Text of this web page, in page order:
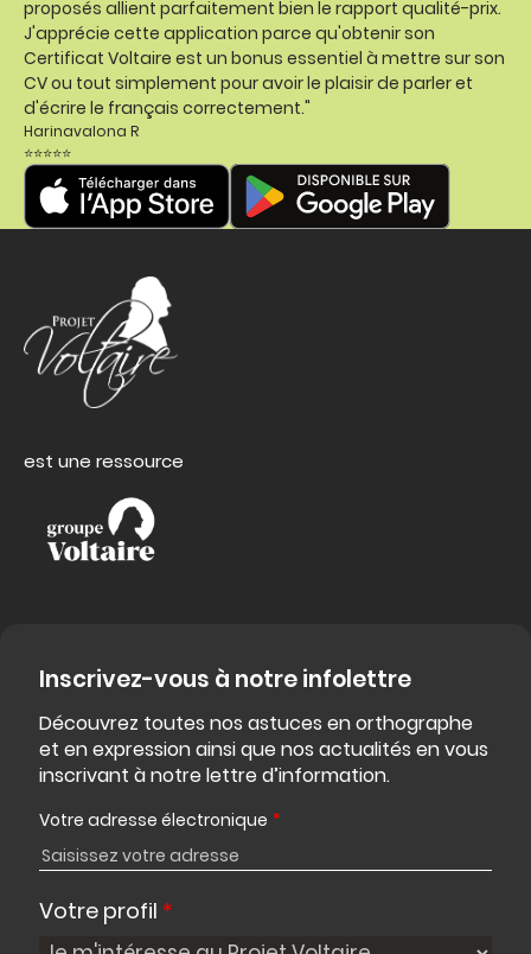
proposés allient parfaitement bien le rapport qualité-prix.
J'apprécie cette application parce qu'obtenir son
Certificat Voltaire est un bonus essentiel à mettre sur son
CV ou tout simplement pour avoir le plaisir de parler et
d'écrire le français correctement."
Harinavalona R
⭐⭐⭐⭐⭐
est une ressource
Inscrivez-vous à notre infolettre
Découvrez toutes nos astuces en orthographe
et en expression ainsi que nos actualités en vous
inscrivant à notre lettre d’information.
Votre adresse électronique *
Votre profil *